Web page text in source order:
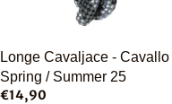
Épuisé
Longe Cavaljace - Cavallo
Spring / Summer 25
€14,90